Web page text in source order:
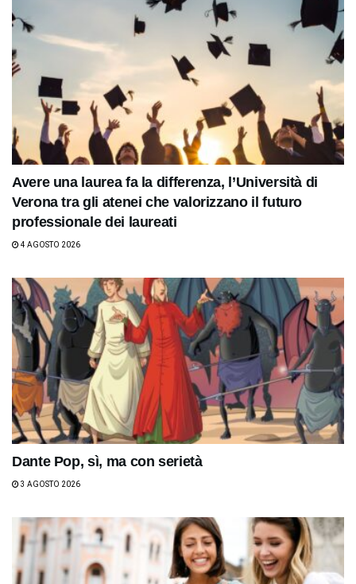
Avere una laurea fa la differenza, l’Università di
Verona tra gli atenei che valorizzano il futuro
professionale dei laureati
4 AGOSTO 2026
Dante Pop, sì, ma con serietà
3 AGOSTO 2026